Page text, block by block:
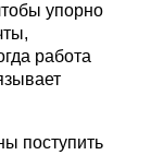
упорно
работа
поступить